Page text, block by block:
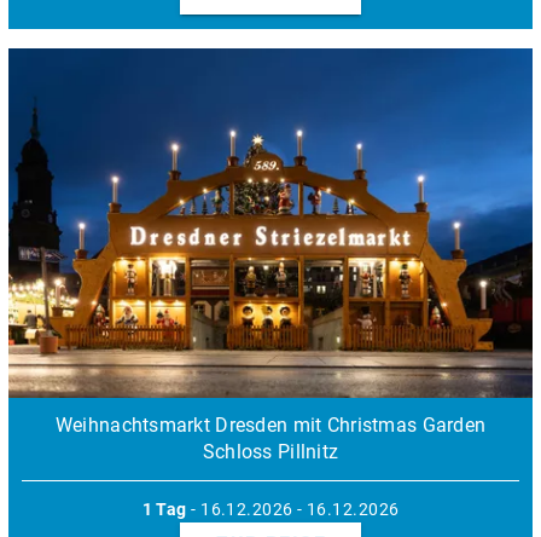
Weihnachtsmarkt Dresden mit Christmas Garden
Schloss Pillnitz
1 Tag - 16.12.2026 - 16.12.2026